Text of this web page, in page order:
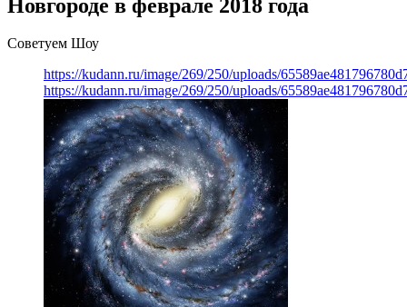
Новгороде в феврале 2018 года
Советуем Шоу
https://kudann.ru/image/269/250/uploads/
https://kudann.ru/image/269/250/uploads/